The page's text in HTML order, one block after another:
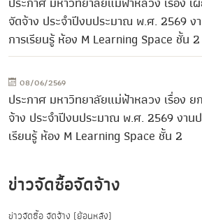
จัดจ้าง ประจำปีงบประมาณ พ.ศ. 2569 ง
การเรียนรู้ ห้อง M Learning Space ชั้น 2
08/06/2569
ประกาศ มหาวิทยาลัยแม่ฟ้าหลวง เรื่อง
จ้าง ประจำปีงบประมาณ พ.ศ. 2569 งาน
เรียนรู้ ห้อง M Learning Space ชั้น 2
ข่าวจัดซื้อจัดจ้าง
ข่าวจัดซื้อ จัดจ้าง (ย้อนหลัง)